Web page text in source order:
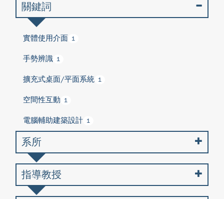
關鍵詞
實體使用介面 1
手勢辨識 1
擴充式桌面/平面系統 1
空間性互動 1
電腦輔助建築設計 1
系所
指導教授